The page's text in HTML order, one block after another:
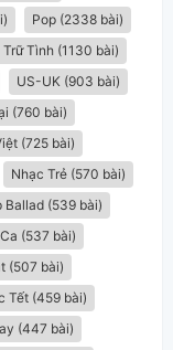
Pop (2338 bài)
Trữ Tình (1130 bài)
US-UK (903 bài)
(760 bài)
(725 bài)
Nhạc Trẻ (570 bài)
Ballad (539 bài)
(537 bài)
(507 bài)
Tết (459 bài)
(447 bài)